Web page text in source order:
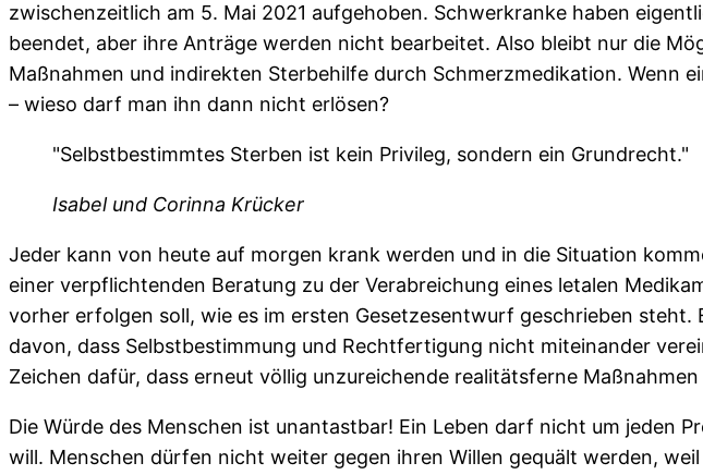
zwischenzeitlich am 5. Mai 2021 aufgehoben. Schwerkranke haben
beendet, aber ihre Anträge werden nicht bearbeitet. Also bleibt nur die
Maßnahmen und indirekten Sterbehilfe durch Schmerzmedikation. Wenn
– wieso darf man ihn dann nicht erlösen?
"Selbstbestimmtes Sterben ist kein Privileg, sondern ein Grundrecht."
Isabel und Corinna Krücker
Jeder kann von heute auf morgen krank werden und in die Situation
einer verpflichtenden Beratung zu der Verabreichung eines letalen
vorher erfolgen soll, wie es im ersten Gesetzesentwurf geschrieben
davon, dass Selbstbestimmung und Rechtfertigung nicht miteinander
Zeichen dafür, dass erneut völlig unzureichende realitätsferne
Die Würde des Menschen ist unantastbar! Ein Leben darf nicht um jeden
will. Menschen dürfen nicht weiter gegen ihren Willen gequält werden,